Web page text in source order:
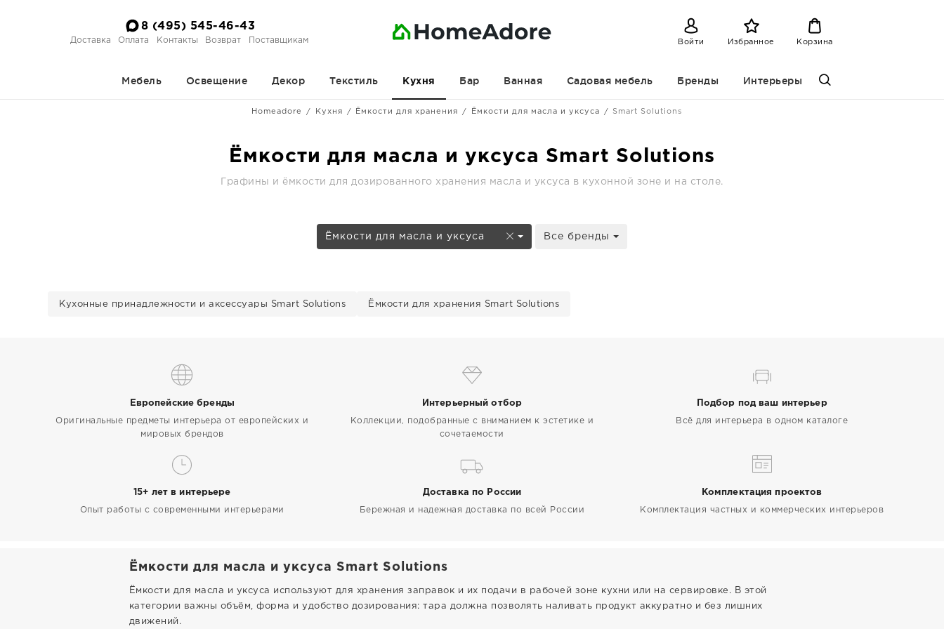
8 (495) 545-46-43
Доставка Оплата Контакты Возврат Поставщикам Войти Избранное Корзина
Мебель Освещение Декор Текстиль Кухня Бар Ванная Садовая мебель Бренды Интерьеры
Homeadore Кухня Ёмкости для хранения Ёмкости для масла и уксуса Smart Solutions
Ёмкости для масла и уксуса Smart Solutions
Графины и ёмкости для дозированного хранения масла и уксуса в кухонной зоне и на столе.
Ёмкости для масла и уксуса Все бренды
Кухонные принадлежности и аксессуары Smart Solutions Ёмкости для хранения Smart Solutions
Европейские бренды
Оригинальные предметы интерьера от европейских и
мировых брендов
Интерьерный отбор
Коллекции, подобранные с вниманием к эстетике и
сочетаемости
Подбор под ваш интерьер
Всё для интерьера в одном каталоге
15+ лет в интерьере
Опыт работы с современными интерьерами
Доставка по России
Бережная и надежная доставка по всей России
Комплектация проектов
Комплектация частных и коммерческих интерьеров
Ёмкости для масла и уксуса Smart Solutions
Ёмкости для масла и уксуса используют для хранения заправок и их подачи в рабочей зоне кухни или на сервировке. В этой
категории важны объём, форма и удобство дозирования: тара должна позволять наливать продукт аккуратно и без лишних
движений.